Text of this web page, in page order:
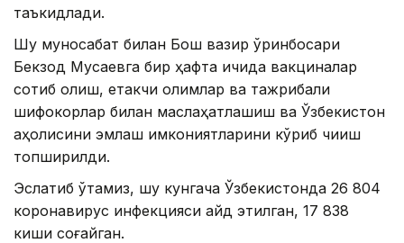
таъкидлади.
Шу муносабат билан Бош вазир ўринбосари
Бекзод Мусаевга бир ҳафта ичида вакциналар
сотиб олиш, етакчи олимлар ва тажрибали
шифокорлар билан маслаҳатлашиш ва Ўзбекистон
аҳолисини эмлаш имкониятларини кўриб чиқиш
топширилди.
Эслатиб ўтамиз, шу кунгача Ўзбекистонда 26 804
коронавирус инфекцияси қайд этилган, 17 838
киши соғайган.